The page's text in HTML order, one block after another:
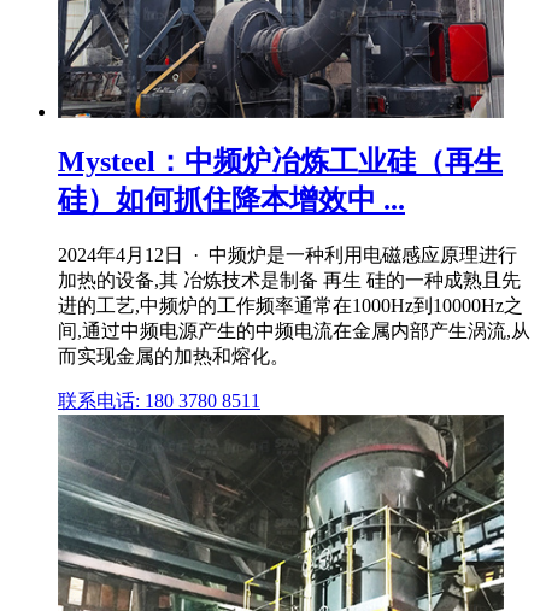
Mysteel：中频炉冶炼工业硅（再生
硅）如何抓住降本增效中 ...
2024年4月12日 · 中频炉是一种利用电磁感应原理进行
加热的设备,其 冶炼技术是制备 再生 硅的一种成熟且先
进的工艺,中频炉的工作频率通常在1000Hz到10000Hz之
间,通过中频电源产生的中频电流在金属内部产生涡流,从
而实现金属的加热和熔化。
联系电话: 180 3780 8511